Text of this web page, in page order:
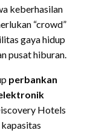
keberhasilan
“crowd”
gaya hidup
pusat hiburan.
perbankan
Hotels